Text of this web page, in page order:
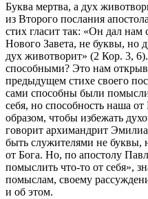
Буква мертва, а дух
из Второго послания
стих гласит так: «Он дал нам
Нового Завета, не буквы, но
дух животворит» (2 Кор. 3,
способными? Это нам
предыдущем стихе своего
сами способны были
себя, но способность наша
образом, чтобы избежать
говорит архимандрит
быть служителями не буквы,
от Бога. Но, по апостолу
помыслить что-то от себя»,
помыслам, своему
и об этом.